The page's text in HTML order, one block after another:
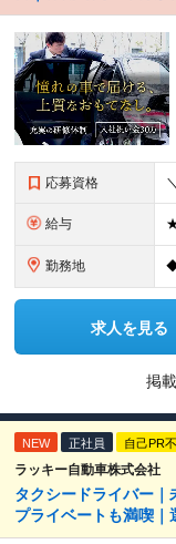
応募資格
給与
勤務地
求人を見る
掲
NEW 正社員 自己PR
ラッキー自動車株式会社
タクシードライバー｜
プライベートも満喫